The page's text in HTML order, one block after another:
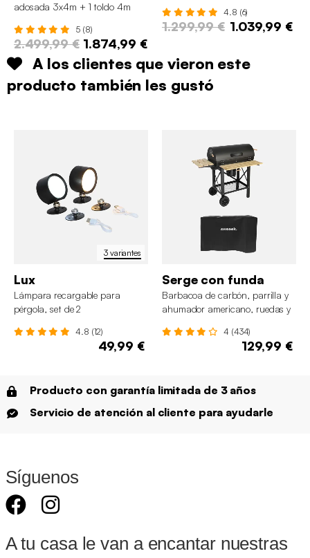
adosada 3x4m + 1 toldo 4m
5 (8)
2.499,99 € 1.874,99 €
4.8 (6)
1.299,99 € 1.039,99 €
A los clientes que vieron este
producto también les gustó
3 variantes
Lux
Lámpara recargable para
pérgola, set de 2
4.8 (12)
49,99 €
Serge con funda
Barbacoa de carbón, parrilla y
ahumador americano, ruedas y
4 (434)
129,99 €
Producto con garantía limitada de 3 años
Servicio de atención al cliente para ayudarle
Síguenos
A tu casa le van a encantar nuestras